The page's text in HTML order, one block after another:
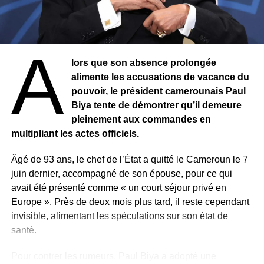
d’être élu président en décembre dernier.
Cependant, son départ a suscité de vives réactions au
Guinée (FVG), regroupant partis politiques et
organisations de la société civile, appelle les « patriotes »
à « mettre fin à la dictature ».
Le collectif accuse le régime de gouverner « par la terreur
», dénonçant des atteintes aux libertés publiques, des
arrestations d’opposants, des disparitions forcées, ainsi
que le musellement de la presse et la dissolution de
plusieurs partis politiques. Les FVG contestent également
les dernières élections présidentielle et législatives,
qu’elles qualifient de « mascarade ».
De leur côté, les autorités assurent que les institutions
A
lors que son absence prolongée
alimente les accusations de vacance du
pouvoir, le président camerounais Paul
Biya tente de démontrer qu’il demeure
pleinement aux commandes en
multipliant les actes officiels.
Âgé de 93 ans, le chef de l’État a quitté le Cameroun le 7
juin dernier, accompagné de son épouse, pour ce qui
avait été présenté comme « un court séjour privé en
Europe ». Près de deux mois plus tard, il reste cependant
invisible, alimentant les spéculations sur son état de
santé.